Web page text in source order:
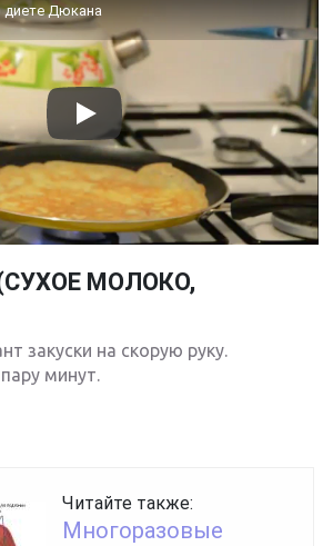
Дюкана
МОЛОКО,
закуски на скорую руку.
минут.
Читайте также:
Многоразовые